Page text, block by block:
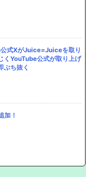
公式XがJuice=Juiceを取り
くYouTube公式が取り上げ
ぶち抜く
加！